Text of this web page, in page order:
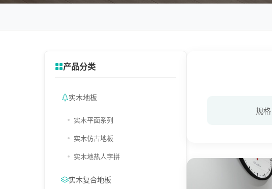
产品分类
实木地板
实木平面系列
实木仿古地板
实木地热人字拼
实木复合地板
规